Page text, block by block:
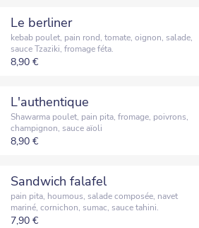
Le berliner
kebab poulet, pain rond, tomate, oignon, salade,
sauce Tzaziki, fromage féta.
8,90 €
L'authentique
Shawarma poulet, pain pita, fromage, poivrons,
champignon, sauce aïoli
8,90 €
Sandwich falafel
pain pita, houmous, salade composée, navet
mariné, cornichon, sumac, sauce tahini.
7,90 €